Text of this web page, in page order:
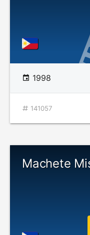
1998
141057
Machete